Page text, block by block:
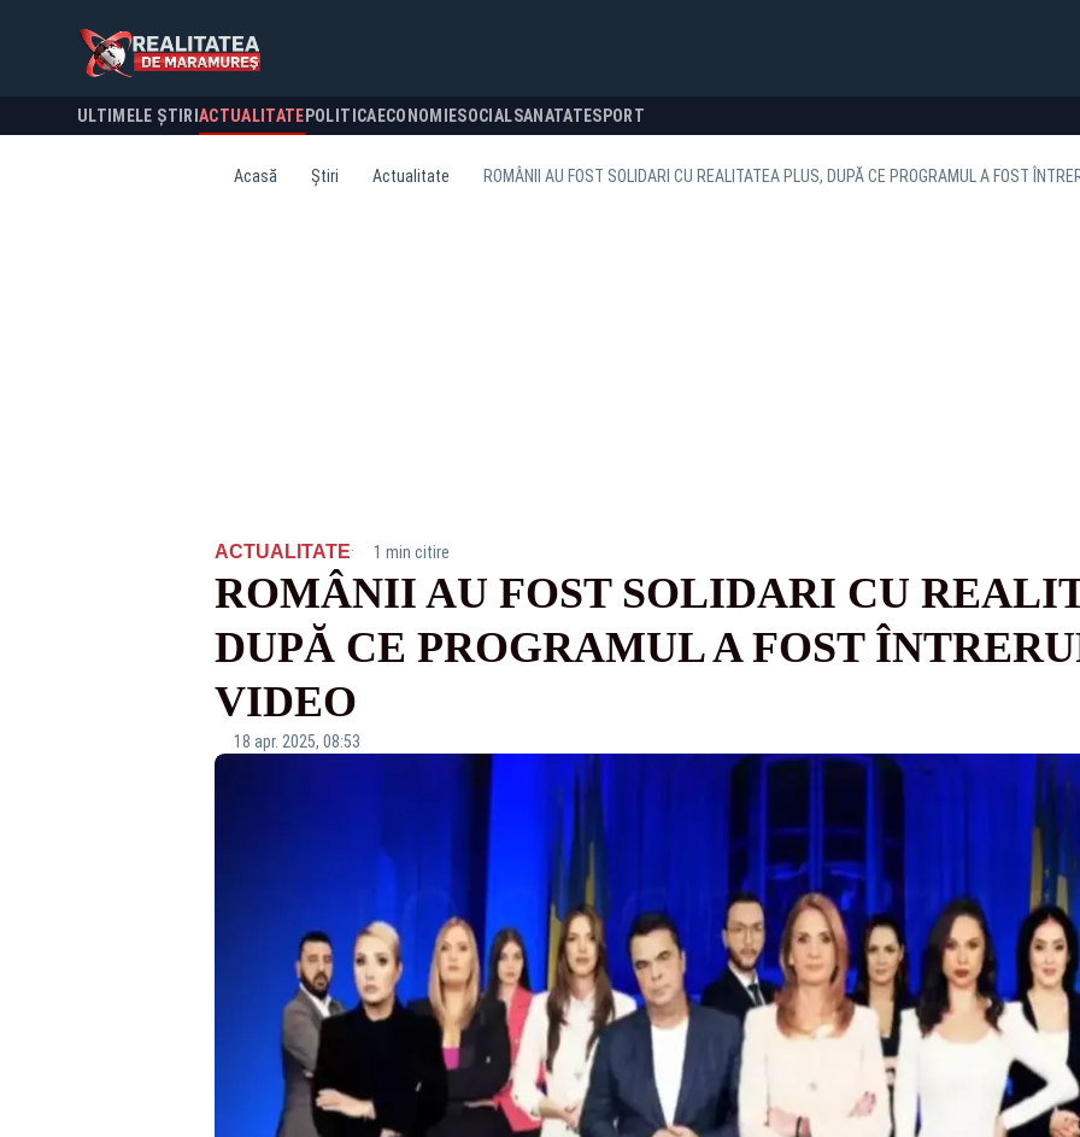
ULTIMELE ȘTIRI ACTUALITATE POLITICA ECONOMIESOCIALSANATATESPORT
Acasă Știri Actualitate ROMÂNII AU FOST SOLIDARI CU REALITATEA PLUS, DUPĂ CE PROGRAMUL A FOST
ACTUALITATE· 1 min citire
ROMÂNII AU FOST SOLIDARI CU
DUPĂ CE PROGRAMUL A FOST
VIDEO
18 apr. 2025, 08:53